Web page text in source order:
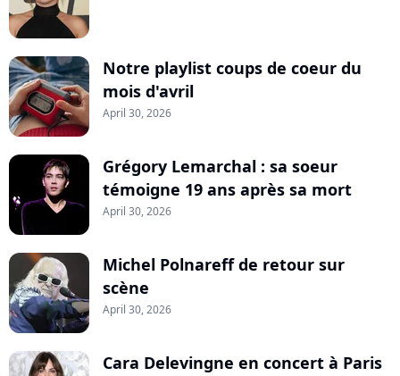
Notre playlist coups de coeur du
mois d'avril
April 30, 2026
Grégory Lemarchal : sa soeur
témoigne 19 ans après sa mort
April 30, 2026
Michel Polnareff de retour sur
scène
April 30, 2026
Cara Delevingne en concert à Paris